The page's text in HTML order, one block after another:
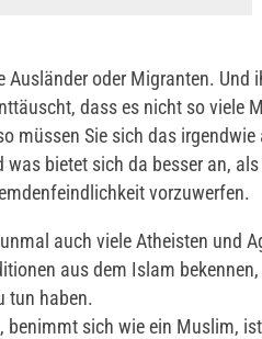
Ausländer oder Migranten. Und
dass es nicht so viele
müssen Sie sich das irgendwie
bietet sich da besser an,
vorzuwerfen.
auch viele Atheisten und
aus dem Islam
tun haben.
benimmt sich wie ein Muslim,